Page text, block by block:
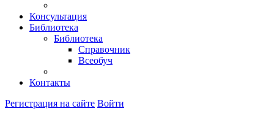
Консультация
Библиотека
Библиотека
Справочник
Всеобуч
Контакты
Регистрация на сайте Войти